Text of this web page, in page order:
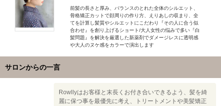
前髪の長さと厚み、バランスのとれた全体のシルエット、
骨格矯正カットで顔周りの作り方、えりあしの収まり、全
てを計算し髪質やシルエットにこだわり『その人に合う似
合わせ』を創り上げるショート/大人女性の悩みで多い『白
髪問題』を解決を厳選した新薬剤でダメージレスに透明感
や大人のヌケ感をカラーで演出します
サロンからの一言
Rowllyはお客様と末長くお付き合いできるよう、髪を綺
麗に保つ事を最優先に考え、トリートメントや美髪矯正